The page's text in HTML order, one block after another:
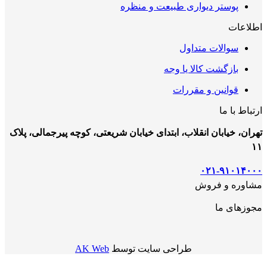
پوستر دیواری طبیعت و منظره
اطلاعات
سوالات متداول
بازگشت کالا یا وجه
قوانین و مقررات
ارتباط با ما
تهران، خیابان انقلاب، ابتدای خیابان شریعتی، کوچه پیرجمالی، پلاک
۱۱
۰۲۱-۹۱۰۱۴۰۰۰
مشاوره و فروش
مجوزهای ما
طراحی سایت توسط AK Web